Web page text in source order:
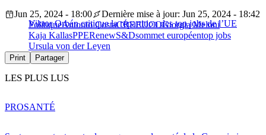
Viktor Orbán critique la répartition des top jobs de l’UE
Jun 25, 2024 - 18:00
Dernière mise à jour: Jun 25, 2024 - 18:42
PolitiqueAntonio CostaCREEUCOGiorgia Meloni
Kaja KallasPPERenewS&Dsommet européentop jobs
Ursula von der Leyen
Print Partager
LES PLUS LUS
PROSANTÉ